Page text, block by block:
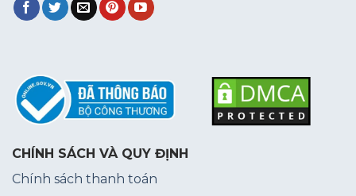
CHÍNH SÁCH VÀ QUY ĐỊNH
Chính sách thanh toán